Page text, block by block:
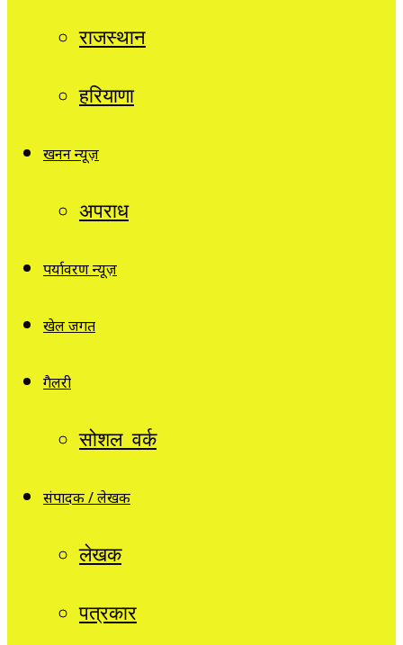
राजस्थान
हरियाणा
खनन न्यूज़
अपराध
पर्यावरण न्यूज़
खेल जगत
गैलरी
सोशल वर्क
संपादक / लेखक
लेखक
पत्रकार